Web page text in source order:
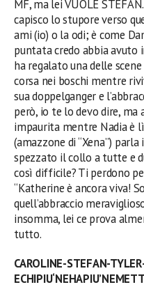
MF, ma lei VUOLE
capisco lo stupore verso
ami(io) o la odi; è come
puntata credo abbia
ha regalato una delle
corsa nei boschi mentre
sua doppelganger e
però, io te lo devo dire,
impaurita mentre Nadia è
(amazzone di “Xena”) parla
spezzato il collo a tutte e
così difficile? Ti perdono
“Katherine è ancora viva!
quell’abbraccio
insomma, lei ce prova
tutto.
CAROLINE-STEFAN-
ECHIPIU